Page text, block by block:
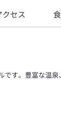
クセス
す。豊富な温